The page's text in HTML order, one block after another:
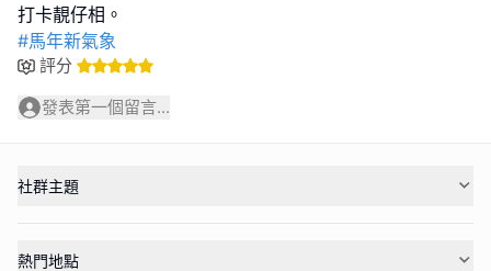
#馬年新氣象
評分
發表第一個留言...
社群主題
熱門地點